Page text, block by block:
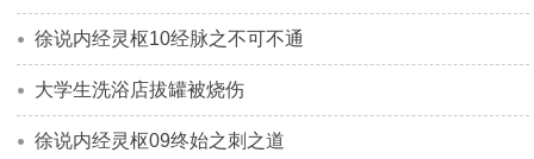
徐说内经灵枢10经脉之不可不通
大学生洗浴店拔罐被烧伤
徐说内经灵枢09终始之刺之道